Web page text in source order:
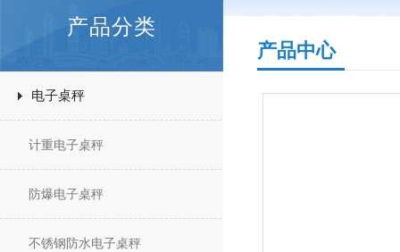
产品分类
电子桌秤
计重电子桌秤
防爆电子桌秤
不锈钢防水电子桌秤
产品中心